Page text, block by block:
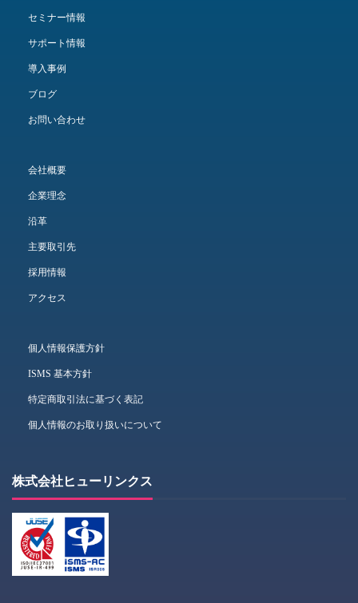
セミナー情報
サポート情報
導入事例
ブログ
お問い合わせ
会社概要
企業理念
沿革
主要取引先
採用情報
アクセス
個人情報保護方針
ISMS 基本方針
特定商取引法に基づく表記
個人情報のお取り扱いについて
株式会社ヒューリンクス